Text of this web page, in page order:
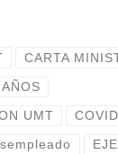
CARTA
UMT